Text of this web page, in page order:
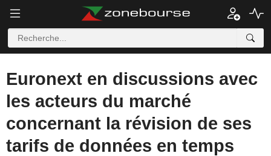
Euronext en discussions avec
les acteurs du marché
concernant la révision de ses
tarifs de données en temps